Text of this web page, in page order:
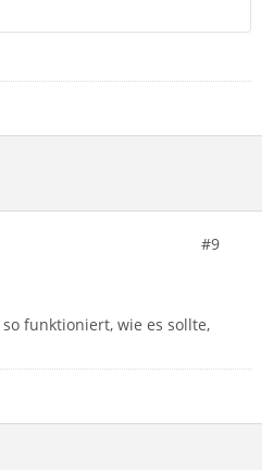
#9
funktioniert, wie es sollte,